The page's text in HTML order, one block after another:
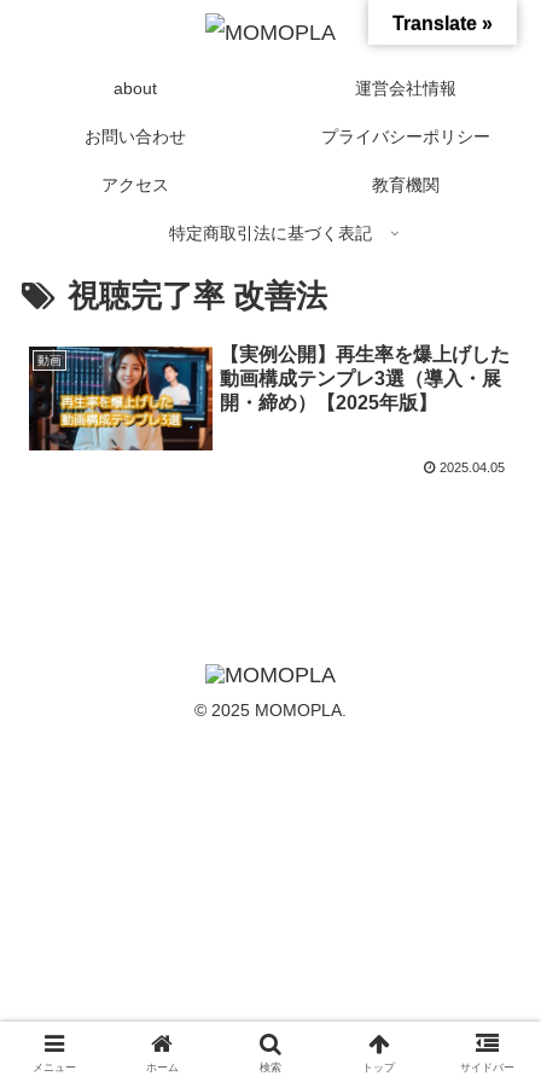
about 運営会社情報
お問い合わせ プライバシーポリシー
アクセス 教育機関
特定商取引法に基づく表記
視聴完了率 改善法
動画
【実例公開】再生率を爆上げした
動画構成テンプレ3選（導入・展
開・締め）【2025年版】
2025.04.05
© 2025 MOMOPLA.
メニュー ホーム 検索 トップ サイドバー
Translate »